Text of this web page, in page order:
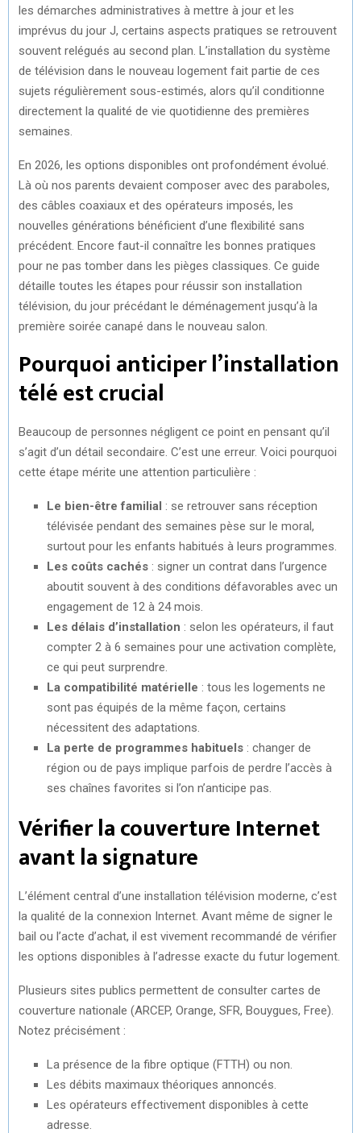
les démarches administratives à mettre à jour et les
imprévus du jour J, certains aspects pratiques se retrouvent
souvent relégués au second plan. L’installation du système
de télévision dans le nouveau logement fait partie de ces
sujets régulièrement sous-estimés, alors qu’il conditionne
directement la qualité de vie quotidienne des premières
semaines.
En 2026, les options disponibles ont profondément évolué.
Là où nos parents devaient composer avec des paraboles,
des câbles coaxiaux et des opérateurs imposés, les
nouvelles générations bénéficient d’une flexibilité sans
précédent. Encore faut-il connaître les bonnes pratiques
pour ne pas tomber dans les pièges classiques. Ce guide
détaille toutes les étapes pour réussir son installation
télévision, du jour précédant le déménagement jusqu’à la
première soirée canapé dans le nouveau salon.
Pourquoi anticiper l’installation
télé est crucial
Beaucoup de personnes négligent ce point en pensant qu’il
s’agit d’un détail secondaire. C’est une erreur. Voici pourquoi
cette étape mérite une attention particulière :
Le bien-être familial : se retrouver sans réception
télévisée pendant des semaines pèse sur le moral,
surtout pour les enfants habitués à leurs programmes.
Les coûts cachés : signer un contrat dans l’urgence
aboutit souvent à des conditions défavorables avec un
engagement de 12 à 24 mois.
Les délais d’installation : selon les opérateurs, il faut
compter 2 à 6 semaines pour une activation complète,
ce qui peut surprendre.
La compatibilité matérielle : tous les logements ne
sont pas équipés de la même façon, certains
nécessitent des adaptations.
La perte de programmes habituels : changer de
région ou de pays implique parfois de perdre l’accès à
ses chaînes favorites si l’on n’anticipe pas.
Vérifier la couverture Internet
avant la signature
L’élément central d’une installation télévision moderne, c’est
la qualité de la connexion Internet. Avant même de signer le
bail ou l’acte d’achat, il est vivement recommandé de vérifier
les options disponibles à l’adresse exacte du futur logement.
Plusieurs sites publics permettent de consulter cartes de
couverture nationale (ARCEP, Orange, SFR, Bouygues, Free).
Notez précisément :
La présence de la fibre optique (FTTH) ou non.
Les débits maximaux théoriques annoncés.
Les opérateurs effectivement disponibles à cette
adresse.